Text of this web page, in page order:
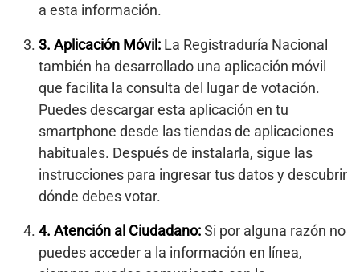
a esta información.
3. Aplicación Móvil: La Registraduría Nacional
también ha desarrollado una aplicación móvil
que facilita la consulta del lugar de votación.
Puedes descargar esta aplicación en tu
smartphone desde las tiendas de aplicaciones
habituales. Después de instalarla, sigue las
instrucciones para ingresar tus datos y descubrir
dónde debes votar.
4. Atención al Ciudadano:Si por alguna razón no
puedes acceder a la información en línea,